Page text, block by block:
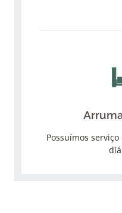
Possuímos